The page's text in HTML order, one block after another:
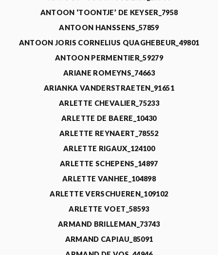
ANTOON ‘TOONTJE’ DE KEYSER_7958
ANTOON HANSSENS_57859
ANTOON JORIS CORNELIUS QUAGHEBEUR_49801
ANTOON PERMENTIER_59279
ARIANE ROMEYNS_74663
ARIANKA VANDERSTRAETEN_91651
ARLETTE CHEVALIER_75233
ARLETTE DE BAERE_10430
ARLETTE REYNAERT_78552
ARLETTE RIGAUX_124100
ARLETTE SCHEPENS_14897
ARLETTE VANHEE_104898
ARLETTE VERSCHUEREN_109102
ARLETTE VOET_58593
ARMAND BRILLEMAN_73743
ARMAND CAPIAU_85091